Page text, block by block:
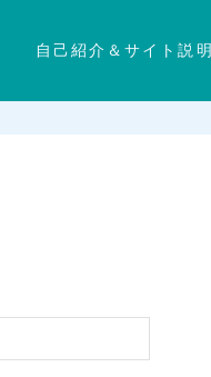
自己紹介＆サイト説明